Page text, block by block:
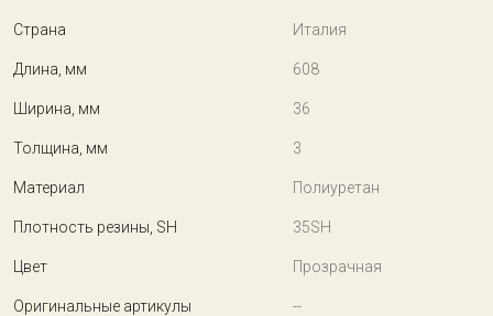
Страна Италия
Длина, мм 608
Ширина, мм 36
Толщина, мм 3
Материал Полиуретан
Плотность резины, SH 35SH
Цвет Прозрачная
Оригинальные артикулы --